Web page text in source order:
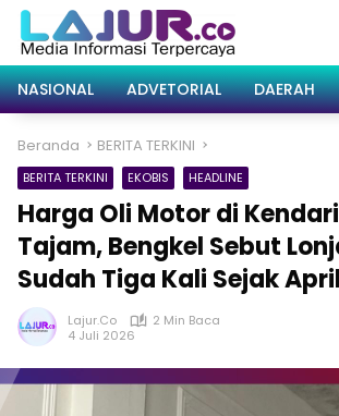
Langsung
konten
NASIONAL
ADVETORIAL DAERAH
Beranda BERITA TERKINI
BERITA TERKINI EKOBIS HEADLINE
Harga Oli Motor di
Tajam, Bengkel Sebut
Sudah Tiga Kali Sejak April
Lajur.co
2 Min Baca
4 Juli 2026